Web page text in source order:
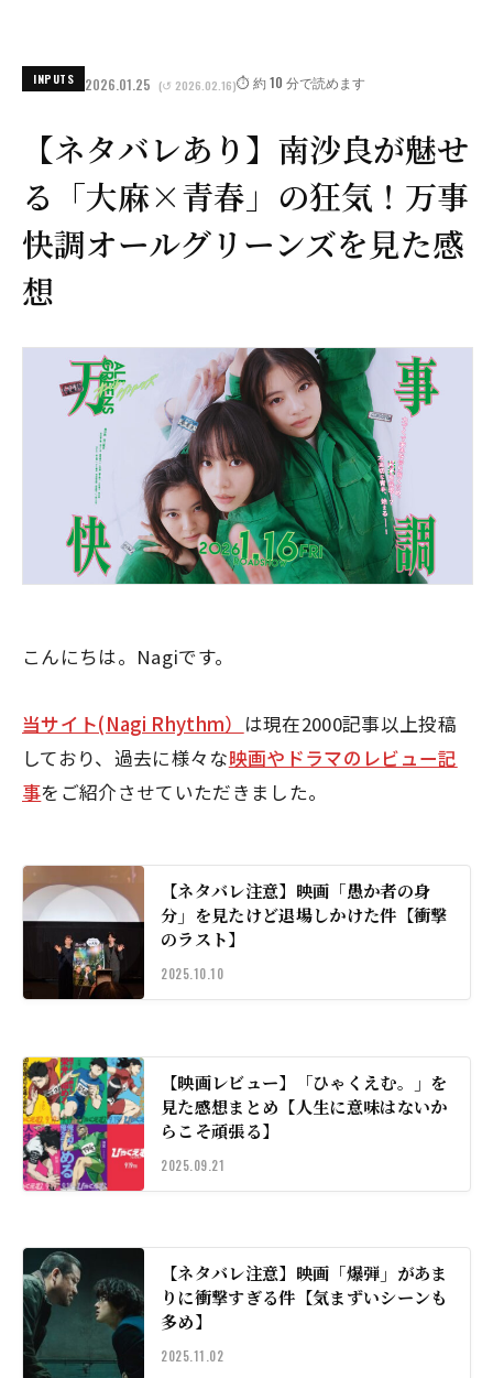
INPUTS 2026.01.25 (↺ 2026.02.16)⏱️ 約 10 分で読めます
【ネタバレあり】南沙良が魅せ
る「大麻×青春」の狂気！万事
快調オールグリーンズを見た感
想
こんにちは。Nagiです。
当サイト(Nagi Rhythm） は現在2000記事以上投稿
しており、過去に様々な映画やドラマのレビュー記
事をご紹介させていただきました。
【ネタバレ注意】映画「愚か者の身
分」を見たけど退場しかけた件【衝撃
のラスト】
2025.10.10
【映画レビュー】「ひゃくえむ。」を
見た感想まとめ【人生に意味はないか
らこそ頑張る】
2025.09.21
【ネタバレ注意】映画「爆弾」があま
りに衝撃すぎる件【気まずいシーンも
多め】
2025.11.02